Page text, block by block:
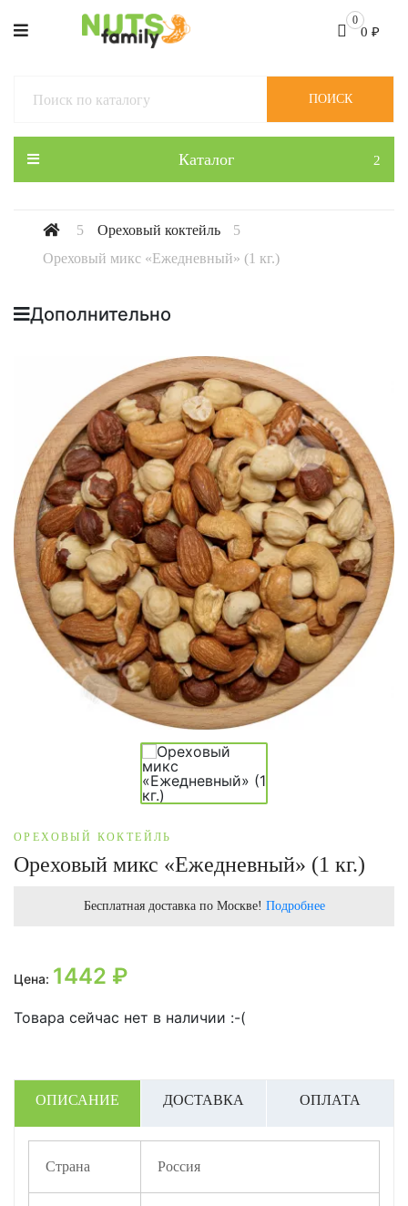
0
0 ₽
Каталог
ПОИСК
Ореховый коктейль
Ореховый микс «Ежедневный» (1 кг.)
Дополнительно
ОРЕХОВЫЙ КОКТЕЙЛЬ
Ореховый микс «Ежедневный» (1 кг.)
Бесплатная доставка по Москве! Подробнее
Цена: 1442 ₽
Товара сейчас нет в наличии :-(
ОПИСАНИЕ ДОСТАВКА ОПЛАТА
Страна Россия